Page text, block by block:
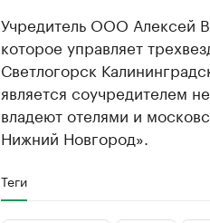
Учредитель ООО Алексей
которое управляет
Светлогорск
является соучредителем
владеют отелями и
Нижний Новгород».
Теги